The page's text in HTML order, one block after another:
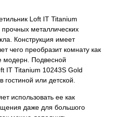
Loft IT Titanium
прочных металлических
Конструкция имеет
чего преобразит комнату как
модерн. Подвесной
IT Titanium 10243S Gold
или детской.
использовать ее как
даже для большого